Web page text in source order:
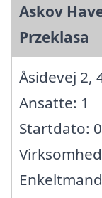
Askov
Przeklasa
Åsidevej 2,
Ansatte: 1
Startdato: